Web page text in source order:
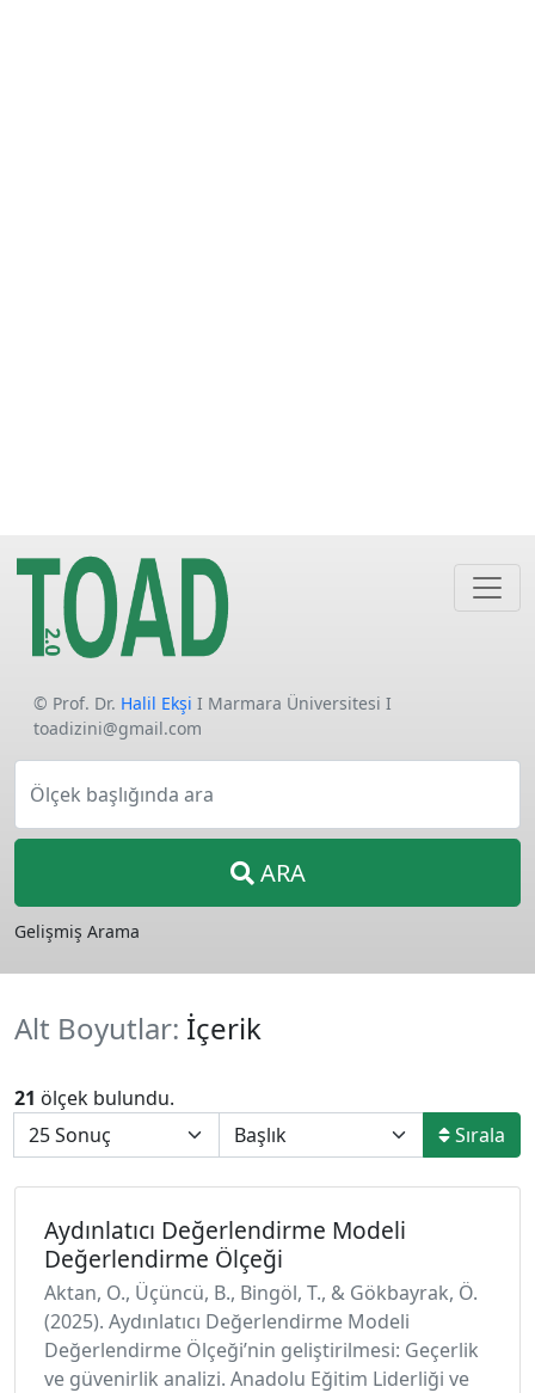
© Prof. Dr. Halil Ekşi I Marmara Üniversitesi I
toadizini@gmail.com
Ölçek başlığında ara
ARA
Gelişmiş Arama
Alt Boyutlar: İçerik
21 ölçek bulundu.
Sırala
Aydınlatıcı Değerlendirme Modeli
Değerlendirme Ölçeği
Aktan, O., Üçüncü, B., Bingöl, T., & Gökbayrak, Ö.
(2025). Aydınlatıcı Değerlendirme Modeli
Değerlendirme Ölçeği’nin geliştirilmesi: Geçerlik
ve güvenirlik analizi. Anadolu Eğitim Liderliği ve